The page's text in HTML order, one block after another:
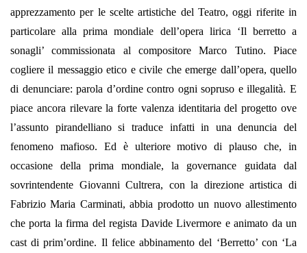
apprezzamento per le scelte artistiche del Teatro, oggi riferite in
particolare alla prima mondiale dell’opera lirica ‘Il berretto a
sonagli’ commissionata al compositore Marco Tutino. Piace
cogliere il messaggio etico e civile che emerge dall’opera, quello
di denunciare: parola d’ordine contro ogni sopruso e illegalità. E
piace ancora rilevare la forte valenza identitaria del progetto ove
l’assunto pirandelliano si traduce infatti in una denuncia del
fenomeno mafioso. Ed è ulteriore motivo di plauso che, in
occasione della prima mondiale, la governance guidata dal
sovrintendente Giovanni Cultrera, con la direzione artistica di
Fabrizio Maria Carminati, abbia prodotto un nuovo allestimento
che porta la firma del regista Davide Livermore e animato da un
cast di prim’ordine. Il felice abbinamento del ‘Berretto’ con ‘La